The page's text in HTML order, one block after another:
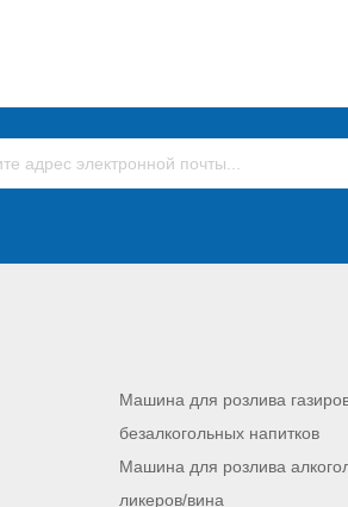
Машина для розлива
безалкогольных напитков
Машина для розлива
ликеров/вина